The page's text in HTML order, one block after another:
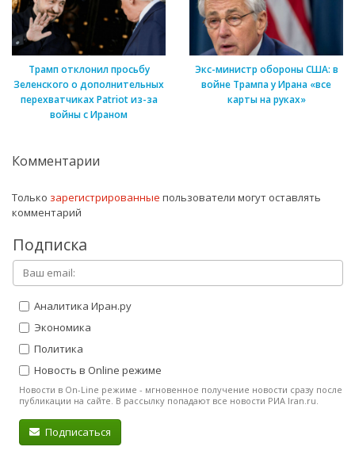
Трамп отклонил просьбу
Зеленского о дополнительных
перехватчиках Patriot из-за
войны с Ираном
Экс-министр обороны США: в
войне Трампа у Ирана «все
карты на руках»
Комментарии
Только зарегистрированные пользователи могут оставлять
комментарий
Подписка
Аналитика Иран.ру
Экономика
Политика
Новость в Online режиме
Новости в On-Line режиме - мгновенное получение новости сразу после
публикации на сайте. В рассылку попадают все новости РИА Iran.ru.
Подписаться